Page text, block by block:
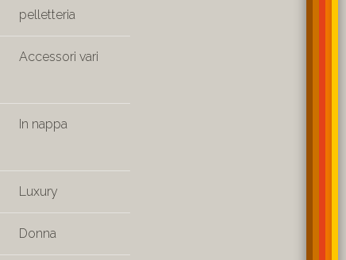
pelletteria
Accessori vari
In nappa
Luxury
Donna